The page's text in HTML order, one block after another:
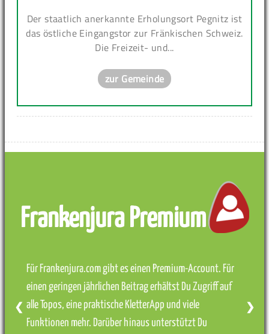
Der staatlich anerkannte Erholungsort Pegnitz ist
das östliche Eingangstor zur Fränkischen Schweiz.
Die Freizeit- und...
zur Gemeinde
Frankenjura Premium
Für Frankenjura.com gibt es einen Premium-Account. Für
einen geringen jährlichen Beitrag erhältst Du Zugriff auf
alle Topos, eine praktische KletterApp und viele
Funktionen mehr. Darüber hinaus unterstützt Du
❮ ❯